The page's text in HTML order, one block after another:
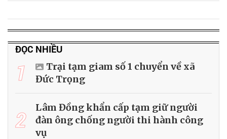
ĐỌC NHIỀU
1
Trại tạm giam số 1 chuyển về xã
Đức Trọng
2
Lâm Đồng khẩn cấp tạm giữ người
đàn ông chống người thi hành công
vụ